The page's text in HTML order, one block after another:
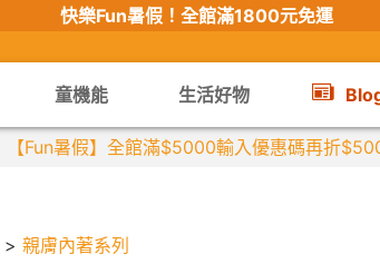
快樂Fun暑假！ 全館滿1800元免運
童機能 生活好物
【Fun暑假】全館滿$5000輸入優惠碼再折
> 親膚內著系列